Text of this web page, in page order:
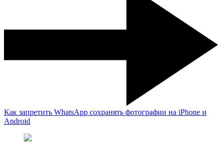
Как запретить WhatsApp сохранять фотографии на iPhone и
Android